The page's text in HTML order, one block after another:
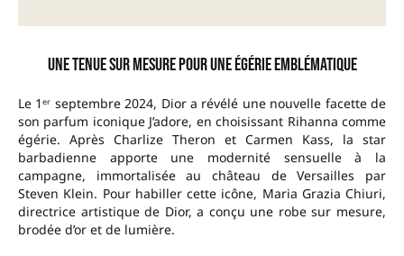
Une tenue sur mesure pour une égérie emblématique
Le 1ᵉʳ septembre 2024, Dior a révélé une nouvelle facette de
son parfum iconique J’adore, en choisissant Rihanna comme
égérie. Après Charlize Theron et Carmen Kass, la star
barbadienne apporte une modernité sensuelle à la
campagne, immortalisée au château de Versailles par
Steven Klein. Pour habiller cette icône, Maria Grazia Chiuri,
directrice artistique de Dior, a conçu une robe sur mesure,
brodée d’or et de lumière.